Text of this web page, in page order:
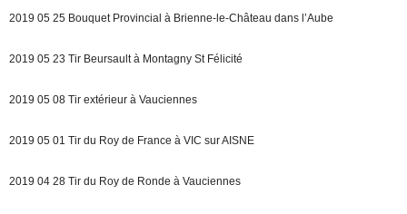
2019 05 25 Bouquet Provincial à Brienne-le-Château dans l’Aube
2019 05 23 Tir Beursault à Montagny St Félicité
2019 05 08 Tir extérieur à Vauciennes
2019 05 01 Tir du Roy de France à VIC sur AISNE
2019 04 28 Tir du Roy de Ronde à Vauciennes